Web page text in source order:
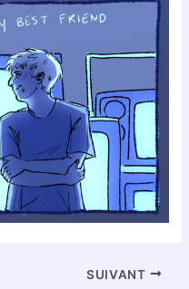
SUIVANT